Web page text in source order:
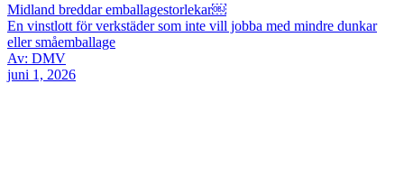
Midland breddar emballagestorlekar￼
En vinstlott för verkstäder som inte vill jobba med mindre dunkar
eller småemballage
Av: DMV
juni 1, 2026